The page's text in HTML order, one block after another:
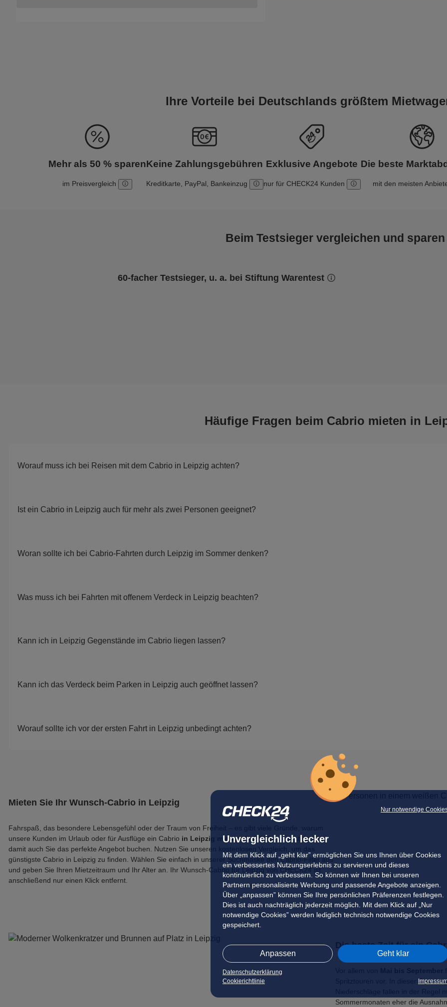
Nur notwendige
Unvergleichlich lecker
Mit dem Klick auf „geht klar” ermöglichen Sie uns Ihnen über Cookies
ein verbessertes Nutzungserlebnis zu servieren und dieses
kontinuierlich zu verbessern. So können wir Ihnen bei unseren
Partnern personalisierte Werbung und passende Angebote anzeigen.
Über „anpassen” können Sie Ihre persönlichen Präferenzen festlegen.
Dies ist auch nachträglich jederzeit möglich. Mit dem Klick auf „Nur
notwendige Cookies” werden lediglich technisch notwendige Cookies
gespeichert.
Anpassen Geht klar
Datenschutzerklärung
Cookierichtlinie
Ihre Vorteile bei Deutschlands größtem
Mehr als 50 % sparen
im Preisvergleich
Keine Zahlungsgebühren
Kreditkarte, PayPal, Bankeinzug
Exklusive Angebote
nur für CHECK24 Kunden
Die beste
mit den meisten
Beim Testsieger vergleichen und sparen
60-facher Testsieger, u. a. bei Stiftung Warentest
Häufige Fragen beim Cabrio mieten in
Worauf muss ich bei Reisen mit dem Cabrio in Leipzig achten?
Ist ein Cabrio in Leipzig auch für mehr als zwei Personen geeignet?
Woran sollte ich bei Cabrio-Fahrten durch Leipzig im Sommer denken?
Was muss ich bei Fahrten mit offenem Verdeck in Leipzig beachten?
Kann ich in Leipzig Gegenstände im Cabrio liegen lassen?
Kann ich das Verdeck beim Parken in Leipzig auch geöffnet lassen?
Worauf sollte ich vor der ersten Fahrt in Leipzig unbedingt achten?
Mieten Sie Ihr Wunsch-Cabrio in Leipzig
Fahrspaß, das besondere Lebensgefühl oder der Traum von Freiheit – es gibt viele Gründe, warum
unsere Kunden im Urlaub oder für Ausflüge ein Cabrio in Leipzig mieten. CHECK24 unterstützt Sie,
damit auch Sie das perfekte Angebot buchen. Nutzen Sie unseren kostenlosen Vergleich, um das
günstigste Cabrio in Leipzig zu finden. Wählen Sie einfach in unserer Suchmaske den Cabrio-Filter aus
und geben Sie Ihren Mietzeitraum und Ihr Alter an. Ihr Wunsch-Cabrio für Leipzig von CHECK24 ist
anschließend nur einen Klick entfernt.
Die beste Zeit für ein
Spritztouren vor. In dieser Zeit
Sommermonaten eher die